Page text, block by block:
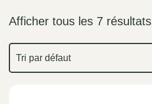
Afficher tous les 7 résultats